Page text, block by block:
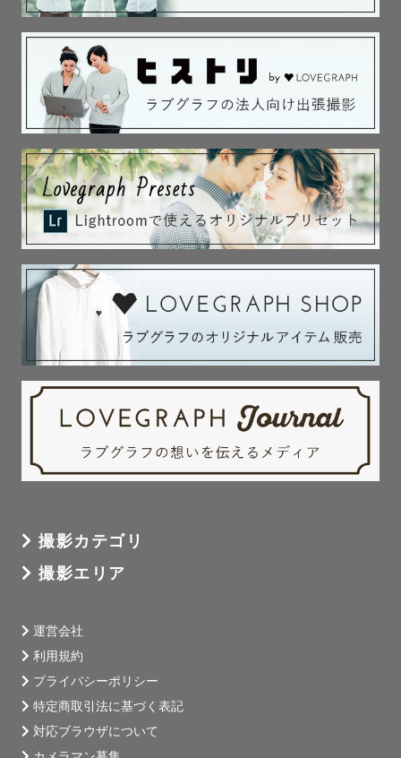
撮影カテゴリ
撮影エリア
運営会社
利用規約
プライバシーポリシー
特定商取引法に基づく表記
対応ブラウザについて